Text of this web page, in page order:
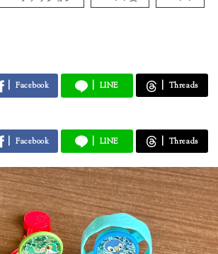
Facebook LINE Threads
Facebook LINE Threads